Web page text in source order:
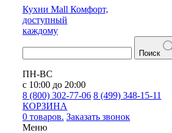
Кухни Mall Комфорт,
доступный
каждому
Поиск
ПН-ВС
с 10:00 до 20:00
8 (800) 302-77-06 8 (499) 348-15-11
КОРЗИНА
0 товаров. Заказать звонок
Меню